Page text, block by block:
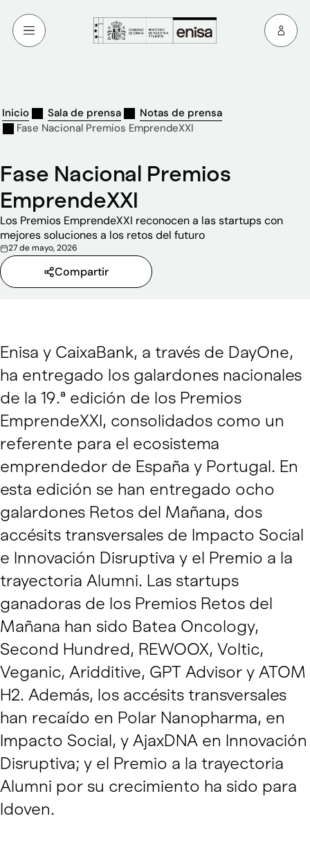
Inicio Sala de prensa
Notas de prensa
Fase Nacional Premios EmprendeXXI
Fase Nacional Premios
EmprendeXXI
Los Premios EmprendeXXI reconocen a las startups con
mejores soluciones a los retos del futuro
27 de mayo, 2026
Compartir
Enisa y CaixaBank, a través de DayOne,
ha entregado los galardones nacionales
de la 19.ª edición de los Premios
EmprendeXXI, consolidados como un
referente para el ecosistema
emprendedor de España y Portugal. En
esta edición se han entregado ocho
galardones Retos del Mañana, dos
accésits transversales de Impacto Social
e Innovación Disruptiva y el Premio a la
trayectoria Alumni. Las startups
ganadoras de los Premios Retos del
Mañana han sido Batea Oncology,
Second Hundred, REWOOX, Voltic,
Veganic, Aridditive, GPT Advisor y ATOM
H2. Además, los accésits transversales
han recaído en Polar Nanopharma, en
Impacto Social, y AjaxDNA en Innovación
Disruptiva; y el Premio a la trayectoria
Alumni por su crecimiento ha sido para
Idoven.